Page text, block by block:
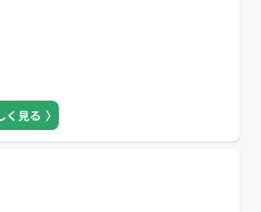
く見る